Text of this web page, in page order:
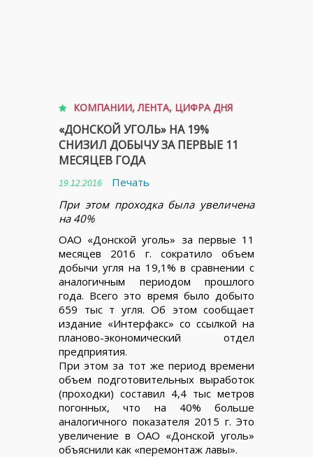
КОМПАНИИ,ЛЕНТА, ЦИФРА ДНЯ
«ДОНСКОЙ УГОЛЬ» НА 19%
СНИЗИЛ ДОБЫЧУ ЗА ПЕРВЫЕ 11
МЕСЯЦЕВ ГОДА
19.12.2016
Печать
При этом проходка была увеличена
на 40%
ОАО «Донской уголь» за первые 11
месяцев 2016 г. сократило объем
добычи угля на 19,1% в сравнении с
аналогичным периодом прошлого
года. Всего это время было добыто
659 тыс т угля. Об этом сообщает
издание «Интерфакс» со ссылкой на
планово-экономический отдел
предприятия.
При этом за тот же период времени
объем подготовительных выработок
(проходки) составил 4,4 тыс метров
погонных, что на 40% больше
аналогичного показателя 2015 г. Это
увеличение в ОАО «Донской уголь»
объяснили как «перемонтаж лавы».